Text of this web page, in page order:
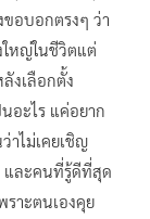
ขอบอกตรงๆ ว่า
ใหญ่ในชีวิตแต่
งเลือกตั้ง
อะไร แค่อยาก
าไม่เคยเชิญ
และคนที่รู้ดีที่สุด
าะตนเองคุย